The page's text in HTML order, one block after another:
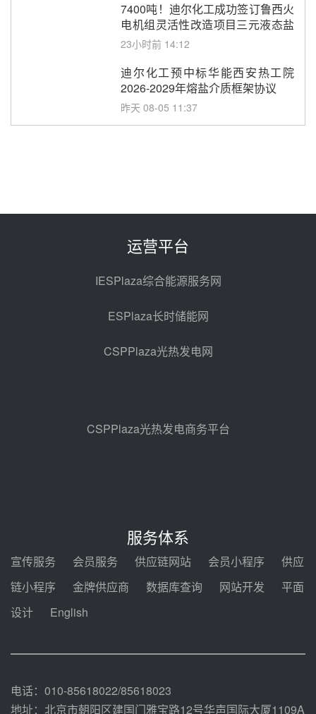
7400吨！迪尔化工成功签订鲁西火
电机组灵活性改造项目三元液态盐
采购合同
23小时前 14:12
迪尔化工预中标华能西安热工院
2026-2029年熔盐介质框架协议
昨天 08-05 11:37
规模化助力构建绿色低碳电力供给
架协议项目中标候选人公示
350MW光热大基地建设提速！哈
锅中标格尔木项目蒸汽发生系统
前天 08-04 09:54
前天 08-04 09:27
目海南州香加#1储能工程EPC总承
包项目设备采购
河北金悦弘千中标重能新疆天山北
麓100MW光热发电项目用“碳钢、
100MW光热发电项目管件采购
运营平台
IESPlaza综合能源服务网
ESPlaza长时储能网
CSPPlaza光热发电网
CSPPlaza光热发电商务平台
服务体系
宣传服务 会员服务 供应链网站 会员小程序
供应
链小程序
金牌供应商 数据库查询 网站开发
平面
设计
English
电话：010-85618022/85618023
地址：北京市朝阳区建国门雅宝路12号华声国际大厦1109A